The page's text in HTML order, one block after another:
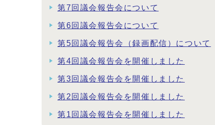
第7回議会報告会について
第6回議会報告会について
第5回議会報告会（録画配信）について
第4回議会報告会を開催しました
第3回議会報告会を開催しました
第2回議会報告会を開催しました
第1回議会報告会を開催しました